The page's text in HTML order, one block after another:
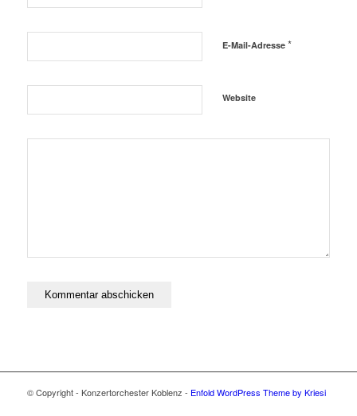
E-Mail-Adresse *
Website
© Copyright - Konzertorchester Koblenz - Enfold WordPress Theme by Kriesi